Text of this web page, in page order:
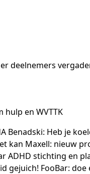
deelnemers
hulp en WVTTK
Benadski: Heb je
kan Maxell: nieuw
ADHD stichting en
gejuich! FooBar: